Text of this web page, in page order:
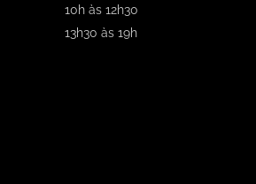
10h às 12h30
13h30 às 19h